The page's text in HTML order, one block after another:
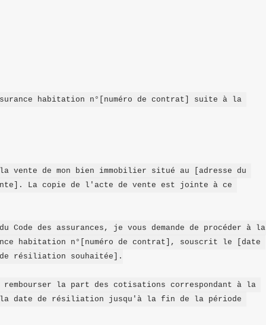
habitation n°[numéro de contrat] suite à la
vente de mon bien immobilier situé au [adresse du
La copie de l'acte de vente est jointe à ce
Code des assurances, je vous demande de procéder à la
habitation n°[numéro de contrat], souscrit le [date
résiliation souhaitée].
rembourser la part des cotisations correspondant à la
la date de résiliation jusqu'à la fin de la période